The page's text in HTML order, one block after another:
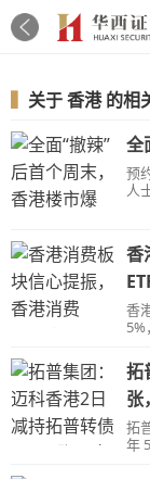
关于香港的相
全
预
人
香
香
香
拓
张
拓
年